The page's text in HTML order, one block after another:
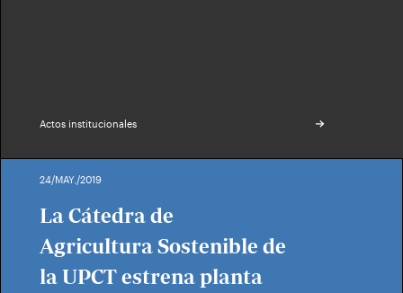
Actos institucionales
24/MAY./2019
La Cátedra de
Agricultura Sostenible de
la UPCT estrena planta